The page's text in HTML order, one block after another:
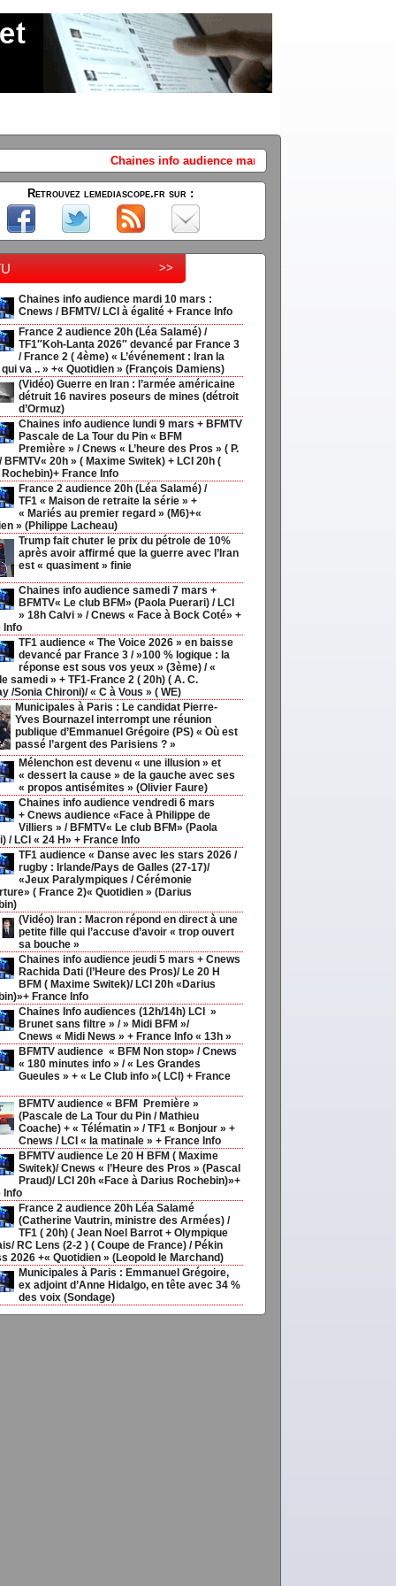
Chaines info audience mardi 10 mars : Cnews / BFMTV/ LCI à égalité +
Retrouvez lemediascope.fr sur :
>>
Chaines info audience mardi 10 mars :
Cnews / BFMTV/ LCI à égalité + France Info
France 2 audience 20h (Léa Salamé) /
TF1″Koh-Lanta 2026″ devancé par France 3
/ France 2 ( 4ème) « L’événement : Iran la
va .. » +« Quotidien » (François Damiens)
(Vidéo) Guerre en Iran : l’armée américaine
détruit 16 navires poseurs de mines (détroit
d’Ormuz)
Chaines info audience lundi 9 mars + BFMTV
Pascale de La Tour du Pin « BFM
Première » / Cnews « L’heure des Pros » ( P.
BFMTV« 20h » ( Maxime Switek) + LCI 20h (
France Info
France 2 audience 20h (Léa Salamé) /
TF1 « Maison de retraite la série » +
« Mariés au premier regard » (M6)+«
» (Philippe Lacheau)
Trump fait chuter le prix du pétrole de 10%
après avoir affirmé que la guerre avec l’Iran
est « quasiment » finie
Chaines info audience samedi 7 mars +
BFMTV« Le club BFM» (Paola Puerari) / LCI
» 18h Calvi » / Cnews « Face à Bock Coté» +
Info
TF1 audience « The Voice 2026 » en baisse
devancé par France 3 / »100 % logique : la
réponse est sous vos yeux » (3ème) / «
samedi » + TF1-France 2 ( 20h) ( A. C.
/Sonia Chironi)/ « C à Vous » ( WE)
Municipales à Paris : Le candidat Pierre-
Yves Bournazel interrompt une réunion
publique d’Emmanuel Grégoire (PS) « Où est
passé l’argent des Parisiens ? »
Mélenchon est devenu « une illusion » et
« dessert la cause » de la gauche avec ses
« propos antisémites » (Olivier Faure)
Chaines info audience vendredi 6 mars
+ Cnews audience «Face à Philippe de
Villiers » / BFMTV« Le club BFM» (Paola
/ LCI « 24 H» + France Info
TF1 audience « Danse avec les stars 2026 /
rugby : Irlande/Pays de Galles (27-17)/
«Jeux Paralympiques / Cérémonie
( France 2)« Quotidien » (Darius
(Vidéo) Iran : Macron répond en direct à une
petite fille qui l’accuse d’avoir « trop ouvert
sa bouche »
Chaines info audience jeudi 5 mars + Cnews
Rachida Dati (l’Heure des Pros)/ Le 20 H
BFM ( Maxime Switek)/ LCI 20h «Darius
France Info
Chaines Info audiences (12h/14h) LCI »
Brunet sans filtre » / » Midi BFM »/
Cnews « Midi News » + France Info « 13h »
BFMTV audience « BFM Non stop» / Cnews
« 180 minutes info » / « Les Grandes
Gueules » + « Le Club info »( LCI) + France
BFMTV audience « BFM Première »
(Pascale de La Tour du Pin / Mathieu
Coache) + « Télématin » / TF1 « Bonjour » +
Cnews / LCI « la matinale » + France Info
BFMTV audience Le 20 H BFM ( Maxime
Switek)/ Cnews « l’Heure des Pros » (Pascal
Praud)/ LCI 20h «Face à Darius Rochebin)»+
Info
France 2 audience 20h Léa Salamé
(Catherine Vautrin, ministre des Armées) /
TF1 ( 20h) ( Jean Noel Barrot + Olympique
RC Lens (2-2 ) ( Coupe de France) / Pékin
2026 +« Quotidien » (Leopold le Marchand)
Municipales à Paris : Emmanuel Grégoire,
ex adjoint d’Anne Hidalgo, en tête avec 34 %
des voix (Sondage)